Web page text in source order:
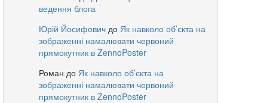
ведення блога
Юрій Йосифович до Як навколо об’єкта на
зображенні намалювати червоний
прямокутник в ZennoPoster
Роман до Як навколо об’єкта на
зображенні намалювати червоний
прямокутник в ZennoPoster